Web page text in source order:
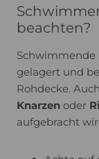
beachten?
Schwimmende
gelagert und
Rohdecke.
Knarzen oder
aufgebracht